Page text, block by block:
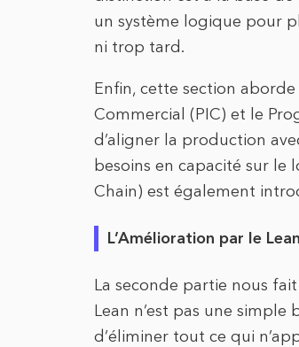
un système logique pour
ni trop tard.
Enfin, cette section
Commercial (PIC) et le
d’aligner la production
besoins en capacité sur
Chain) est également
L’Amélioration par le
La seconde partie nous
Lean n’est pas une
d’éliminer tout ce qui